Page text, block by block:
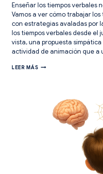
Enseñar los tiempos verbales
Vamos a ver cómo trabajar
con estrategias avaladas por
los tiempos verbales desde el
vista, una propuesta
actividad de animación que a
LEER MÁS TRABAJAR
JUEGO.